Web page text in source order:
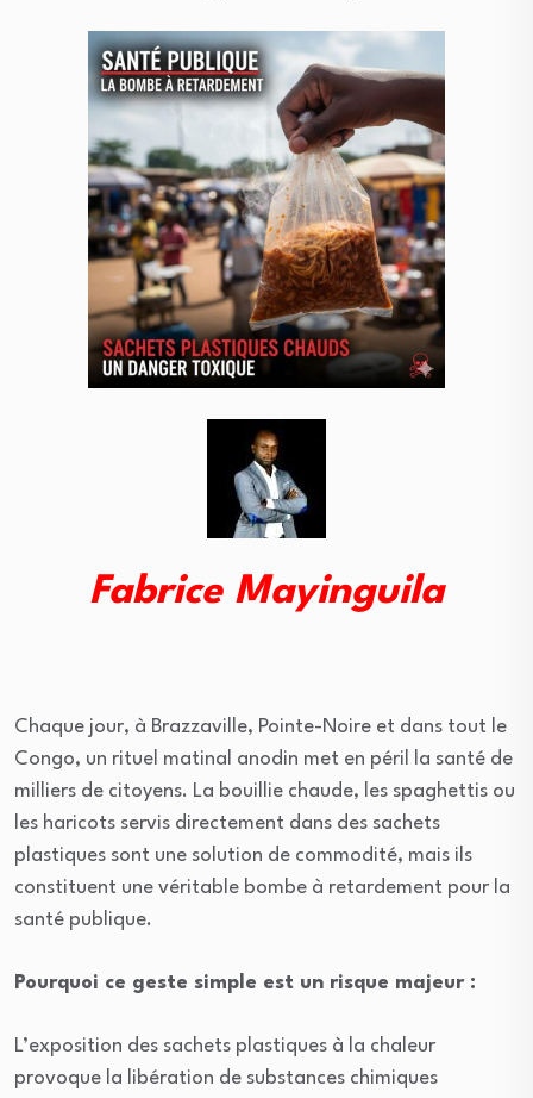
Fabrice Mayinguila
Chaque jour, à Brazzaville, Pointe-Noire et dans tout le
Congo, un rituel matinal anodin met en péril la santé de
milliers de citoyens. La bouillie chaude, les spaghettis ou
les haricots servis directement dans des sachets
plastiques sont une solution de commodité, mais ils
constituent une véritable bombe à retardement pour la
santé publique.
Pourquoi ce geste simple est un risque majeur :
L’exposition des sachets plastiques à la chaleur
provoque la libération de substances chimiques